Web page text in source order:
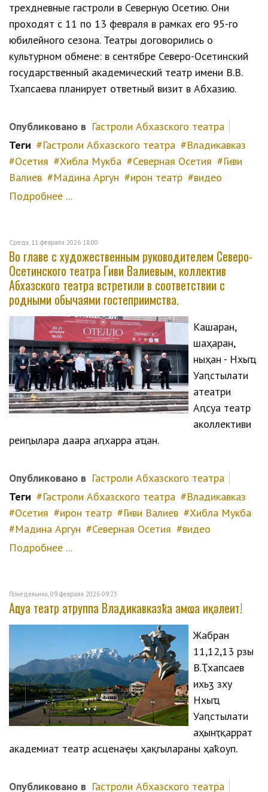
трехдневные гастроли в Северную Осетию. Они
проходят с 11 по 13 февраля в рамках его 95-го
юбилейного сезона. Театры договорились о
культурном обмене: в сентябре Северо-Осетинский
государственный академический театр имени В.В.
Тхапсаева планирует ответный визит в Абхазию.
Опубликовано в Гастроли Абхазского театра
Теги
Гастроли Абхазского театра
Владикавказ
Осетия
Хибла Мукба Северная Осетия
Гиви
Валиев
Мадина Аргун ирон театр
видео
Подробнее ...
Среда, 11 февраля 2026 18:00
Во главе с художественным руководителем Северо-
Осетинского театра Гиви Валиевым, коллектив
Абхазского театра встретили в соответствии с
родными обычаями гостеприимства.
Кәашаран,
шәаҳәаран,
ныҳәан - Нхыҵ
Уаԥстәылатәи
атеатри
Аԥсуа театр
аколлективи
реиԥылара даара аԥхарра аҵан.
Опубликовано в Гастроли Абхазского театра
Теги
Гастроли Абхазского театра
Владикавказ
Осетия
ирон театр Гиви Валиев
Хибла Мукба
Мадина Аргун
Северная Осетия
видео
Подробнее ...
Понедельник, 09 февраля 2026 09:23
Аԥсуа театр атруппа Владикавказҟа амҩа иқәлеит!
Жәабран
11,12,13 рзы
В.Ҭхапсаев
ихьӡ зху
Нхыҵ
Уаԥстәылатәи
аҳәынҭқарратә
академиатә театр асценаҿы ҳақәгылараны ҳаҟоуп.
Опубликовано в Гастроли Абхазского театра